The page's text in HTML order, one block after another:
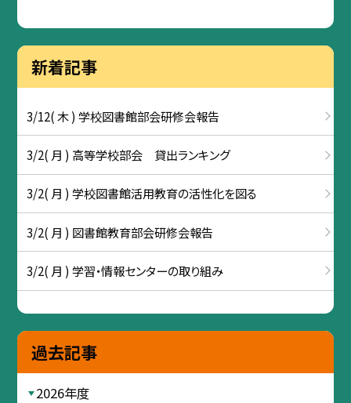
新着記事
3/12( 木 ) 学校図書館部会研修会報告
3/2( 月 ) 高等学校部会 貸出ランキング
3/2( 月 ) 学校図書館活用教育の活性化を図る
3/2( 月 ) 図書館教育部会研修会報告
3/2( 月 ) 学習・情報センターの取り組み
過去記事
2026年度